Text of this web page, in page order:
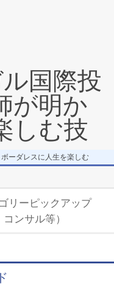
国際投
が明か
しむ技
ーダレスに人生を楽しむ
リーピックアップ
ンサル等）